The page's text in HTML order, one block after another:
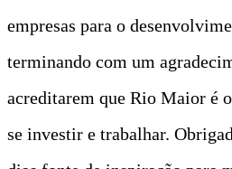
empresas para o
terminando com um
acreditarem que Rio Maior é
se investir e trabalhar.